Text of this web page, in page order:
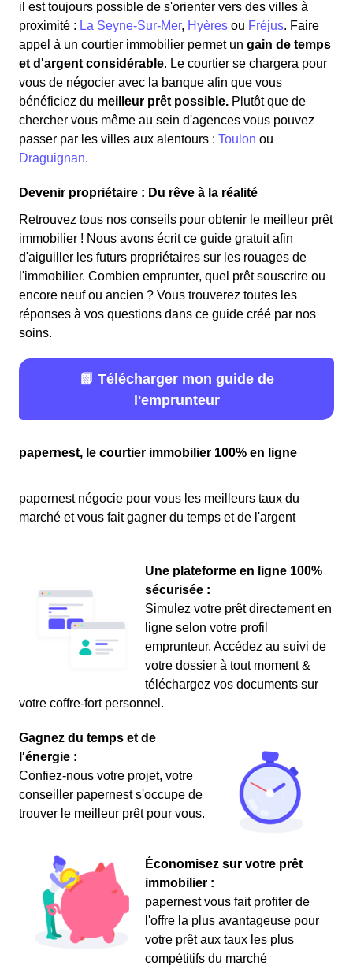
il est toujours possible de s'orienter vers des villes à
proximité : La Seyne-Sur-Mer, Hyères ou Fréjus. Faire
appel à un courtier immobilier permet un gain de temps
et d'argent considérable. Le courtier se chargera pour
vous de négocier avec la banque afin que vous
bénéficiez du meilleur prêt possible. Plutôt que de
chercher vous même au sein d'agences vous pouvez
passer par les villes aux alentours : Toulon ou
Draguignan.
Devenir propriétaire : Du rêve à la réalité
Retrouvez tous nos conseils pour obtenir le meilleur prêt
immobilier ! Nous avons écrit ce guide gratuit afin
d'aiguiller les futurs propriétaires sur les rouages de
l'immobilier. Combien emprunter, quel prêt souscrire ou
encore neuf ou ancien ? Vous trouverez toutes les
réponses à vos questions dans ce guide créé par nos
soins.
📗 Télécharger mon guide de
l'emprunteur
papernest, le courtier immobilier 100% en ligne
papernest négocie pour vous les meilleurs taux du
marché et vous fait gagner du temps et de l'argent
Une plateforme en ligne 100%
sécurisée :
Simulez votre prêt directement en
ligne selon votre profil
emprunteur. Accédez au suivi de
votre dossier à tout moment &
téléchargez vos documents sur
votre coffre-fort personnel.
Gagnez du temps et de
l'énergie :
Confiez-nous votre projet, votre
conseiller papernest s'occupe de
trouver le meilleur prêt pour vous.
Économisez sur votre prêt
immobilier :
papernest vous fait profiter de
l'offre la plus avantageuse pour
votre prêt aux taux les plus
compétitifs du marché